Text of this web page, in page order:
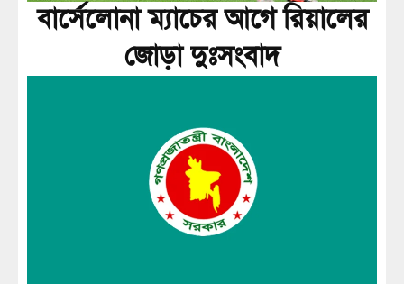
বার্সেলোনা ম্যাচের আগে রিয়ালের
জোড়া দুঃসংবাদ